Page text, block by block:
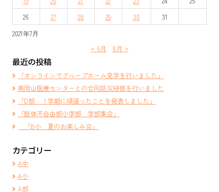
ン
2021年7月
26
27 28 29 30 31
« 6月 8月 »
最近の投稿
「オンラインでグループホーム見学を行いました」
南岡山医療センターとの合同防災研修を行いました
「D部 １学期に頑張ったことを発表しました」
「肢体不自由部小学部 学部集会」
「B小 夏のお楽しみ会」
カテゴリー
A中
A小
A部